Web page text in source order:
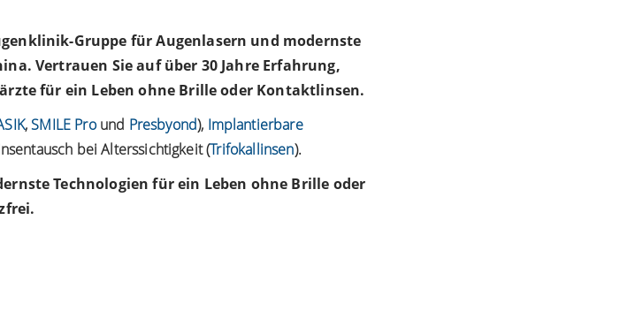
Gruppe für Augenlasern und modernste
Vertrauen Sie auf über 30 Jahre Erfahrung,
für ein Leben ohne Brille oder Kontaktlinsen.
,SMILE Pround Presbyond), Implantierbare
beiAlterssichtigkeit(Trifokallinsen).
Technologien für ein Leben ohne Brille oder